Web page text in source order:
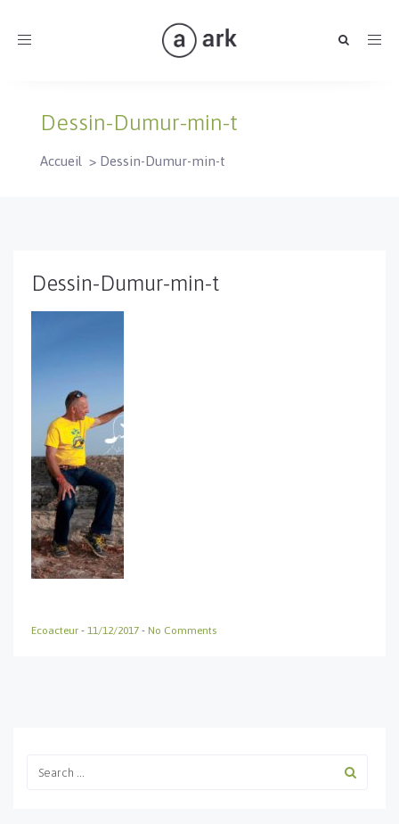
Toggle
Dessin-Dumur-min-t
Accueil > Dessin-Dumur-min-t
Dessin-Dumur-min-t
Ecoacteur - 11/12/2017 - No Comments